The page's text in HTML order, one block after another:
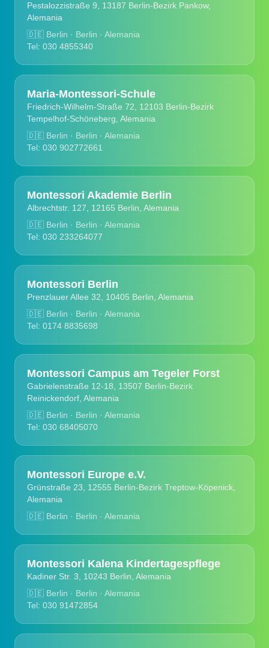
Pestalozzistraße 9, 13187 Berlin-Bezirk Pankow,
Alemania
🇩🇪 Berlin · Berlin · Alemania
Tel: 030 4855340
Maria-Montessori-Schule
Friedrich-Wilhelm-Straße 72, 12103 Berlin-Bezirk
Tempelhof-Schöneberg, Alemania
🇩🇪 Berlin · Berlin · Alemania
Tel: 030 902772661
Montessori Akademie Berlin
Albrechtstr. 127, 12165 Berlin, Alemania
🇩🇪 Berlin · Berlin · Alemania
Tel: 030 233264077
Montessori Berlin
Prenzlauer Allee 32, 10405 Berlin, Alemania
🇩🇪 Berlin · Berlin · Alemania
Tel: 0174 8835698
Montessori Campus am Tegeler Forst
Gabrielenstraße 12-18, 13507 Berlin-Bezirk
Reinickendorf, Alemania
🇩🇪 Berlin · Berlin · Alemania
Tel: 030 68405070
Montessori Europe e.V.
Grünstraße 23, 12555 Berlin-Bezirk Treptow-Köpenick,
Alemania
🇩🇪 Berlin · Berlin · Alemania
Montessori Kalena Kindertagespflege
Kadiner Str. 3, 10243 Berlin, Alemania
🇩🇪 Berlin · Berlin · Alemania
Tel: 030 91472854